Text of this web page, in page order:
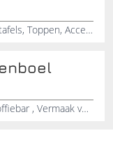
Biljarts, Poolen, Keuen, Poolbiljarts, Speeltafels, Toppen, Accessoires, Verhuur, Carambole, Spelletjes
Kinderspeelparadijs, Gezonde voeding, Koffiebar , Vermaak voor kinderen, Gratis internet , Sport en oppas, Ballenbak, Glijbaan, Kinderfeestje organiseren , Trampoline